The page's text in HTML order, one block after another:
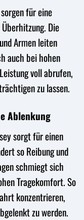
für eine
Die
Armen leiten
auch bei hohen
voll abrufen,
zu lassen.
Ablenkung
sorgt für einen
so Reibung und
schmiegt sich
Tragekomfort. So
konzentrieren,
zu werden.